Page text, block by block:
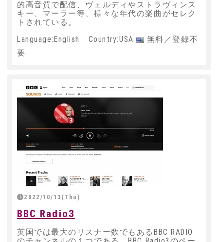
的高音質で配信、ヴェルディやストラヴィンス
キー、マーラー等、様々な年代の楽曲がセレク
トされている。
Language:English Country:USA
無料／登録不
要
2022/10/13(Thu)
BBC Radio3
英国では最大のリスナー数でもあるBBC RADIO